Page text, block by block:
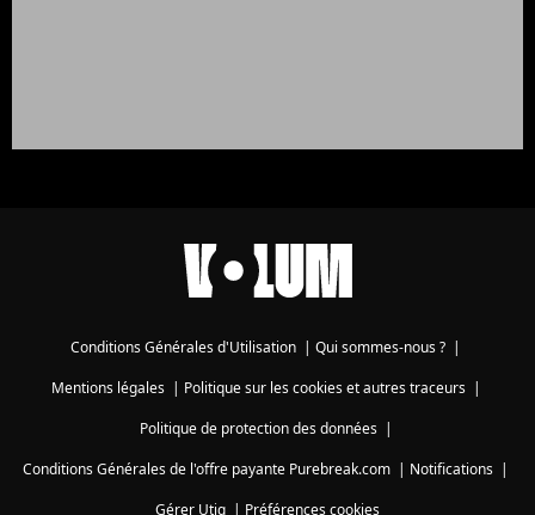
Conditions Générales d'Utilisation | Qui sommes-nous ? |
Mentions légales| Politique sur les cookies et autres traceurs|
Politique de protection des données|
Conditions Générales de l'offre payante Purebreak.com | Notifications |
Gérer Utiq | Préférences cookies